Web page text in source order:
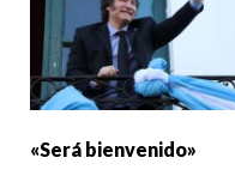
«Será bienvenido»